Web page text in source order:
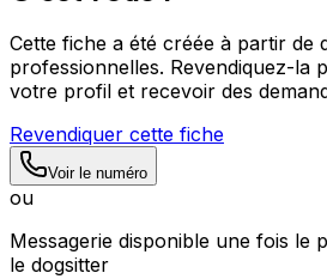
Cette fiche a été créée à partir de
professionnelles. Revendiquez-la
votre profil et recevoir des
Revendiquer cette fiche
Voir le numéro
ou
Messagerie disponible une fois le
le dogsitter